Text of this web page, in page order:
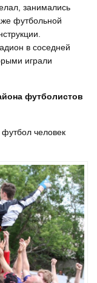
занимались
футбольной
в соседней
играли
футболистов
человек